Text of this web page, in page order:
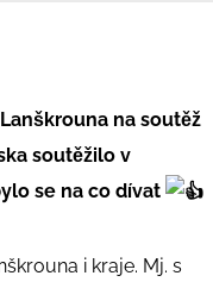
na soutěž
soutěžilo v
se na co dívat
i kraje. Mj. s